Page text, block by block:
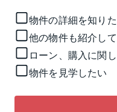
物件の詳細を知り
他の物件も紹介し
ローン、購入に関
物件を見学したい